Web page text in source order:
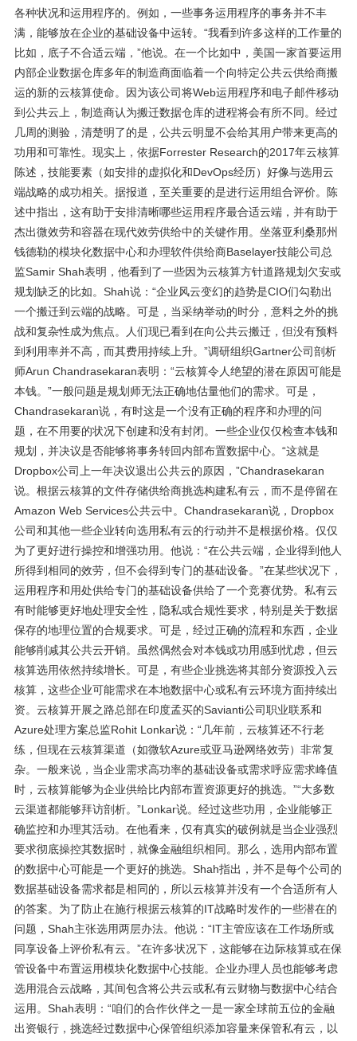
各种状况和运用程序的。例如，一些事务运用程序的事务并不丰
满，能够放在企业的基础设备中运转。“我看到许多这样的工作量的
比如，底子不合适云端，”他说。在一个比如中，美国一家首要运用
内部企业数据仓库多年的制造商面临着一个向特定公共云供给商搬
运的新的云核算使命。因为该公司将Web运用程序和电子邮件移动
到公共云上，制造商认为搬迁数据仓库的进程将会有所不同。经过
几周的测验，清楚明了的是，公共云明显不会给其用户带来更高的
功用和可靠性。现实上，依据Forrester Research的2017年云核算
陈述，技能要素（如安排的虚拟化和DevOps经历）好像与选用云
端战略的成功相关。据报道，至关重要的是进行运用组合评价。陈
述中指出，这有助于安排清晰哪些运用程序最合适云端，并有助于
杰出微效劳和容器在现代效劳供给中的关键作用。坐落亚利桑那州
钱德勒的模块化数据中心和办理软件供给商Baselayer技能公司总
监Samir Shah表明，他看到了一些因为云核算方针道路规划欠安或
规划缺乏的比如。Shah说：“企业风云变幻的趋势是CIO们勾勒出
一个搬迁到云端的战略。可是，当采纳举动的时分，意料之外的挑
战和复杂性成为焦点。人们现已看到在向公共云搬迁，但没有预料
到利用率并不高，而其费用持续上升。”调研组织Gartner公司剖析
师Arun Chandrasekaran表明：“云核算令人绝望的潜在原因可能是
本钱。”一般问题是规划师无法正确地估量他们的需求。可是，
Chandrasekaran说，有时这是一个没有正确的程序和办理的问
题，在不用要的状况下创建和没有封闭。一些企业仅仅检查本钱和
规划，并决议是否能够将事务转回内部布置数据中心。“这就是
Dropbox公司上一年决议退出公共云的原因，”Chandrasekaran
说。根据云核算的文件存储供给商挑选构建私有云，而不是停留在
Amazon Web Services公共云中。Chandrasekaran说，Dropbox
公司和其他一些企业转向选用私有云的行动并不是根据价格。仅仅
为了更好进行操控和增强功用。他说：“在公共云端，企业得到他人
所得到相同的效劳，但不会得到专门的基础设备。”在某些状况下，
运用程序和用处供给专门的基础设备供给了一个竞赛优势。私有云
有时能够更好地处理安全性，隐私或合规性要求，特别是关于数据
保存的地理位置的合规要求。可是，经过正确的流程和东西，企业
能够削减其公共云开销。虽然偶然会对本钱或功用感到忧虑，但云
核算选用依然持续增长。可是，有些企业挑选将其部分资源投入云
核算，这些企业可能需求在本地数据中心或私有云环境方面持续出
资。云核算开展之路总部在印度孟买的Savianti公司职业联系和
Azure处理方案总监Rohit Lonkar说：“几年前，云核算还不行老
练，但现在云核算渠道（如微软Azure或亚马逊网络效劳）非常复
杂。一般来说，当企业需求高功率的基础设备或需求呼应需求峰值
时，云核算能够为企业供给比内部布置资源更好的挑选。”“大多数
云渠道都能够拜访剖析。”Lonkar说。经过这些功用，企业能够正
确监控和办理其活动。在他看来，仅有真实的破例就是当企业强烈
要求彻底操控其数据时，就像金融组织相同。那么，选用内部布置
的数据中心可能是一个更好的挑选。Shah指出，并不是每个公司的
数据基础设备需求都是相同的，所以云核算并没有一个合适所有人
的答案。为了防止在施行根据云核算的IT战略时发作的一些潜在的
问题，Shah主张选用两层办法。他说：“IT主管应该在工作场所或
同享设备上评价私有云。”在许多状况下，这能够在边际核算或在保
管设备中布置运用模块化数据中心技能。企业办理人员也能够考虑
选用混合云战略，其间包含将公共云或私有云财物与数据中心结合
运用。Shah表明：“咱们的合作伙伴之一是一家全球前五位的金融
出资银行，挑选经过数据中心保管组织添加容量来保管私有云，以